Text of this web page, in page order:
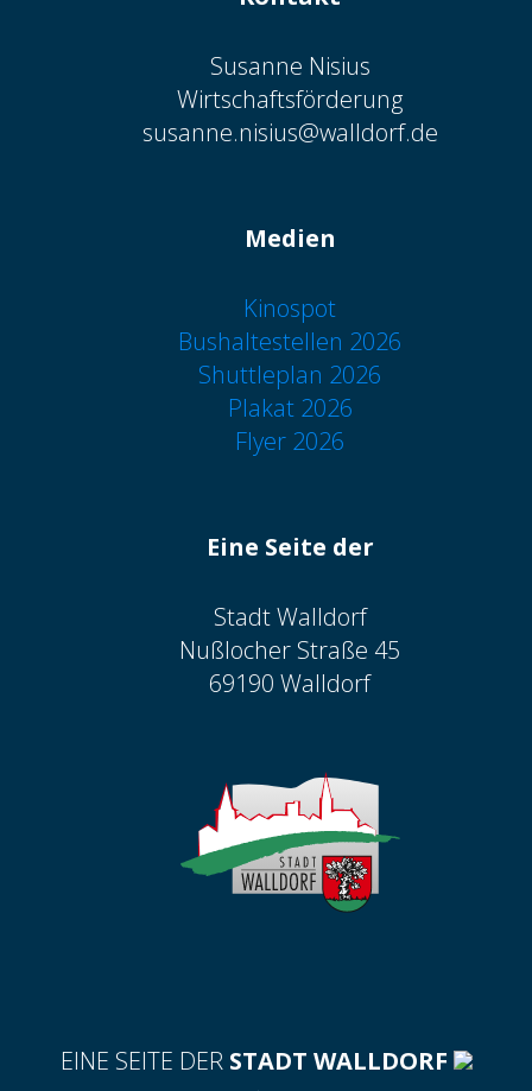
Susanne Nisius
Wirtschaftsförderung
susanne.nisius@walldorf.de
Medien
Kinospot
Bushaltestellen 2026
Shuttleplan 2026
Plakat 2026
Flyer 2026
Eine Seite der
Stadt Walldorf
Nußlocher Straße 45
69190 Walldorf
EINE SEITE DER STADT WALLDORF